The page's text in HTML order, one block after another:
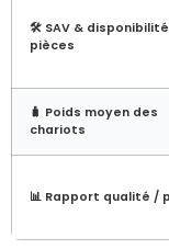
🛠️ SAV &
pièces
🧳 Poids moyen des
chariots
📊 Rapport qualité /